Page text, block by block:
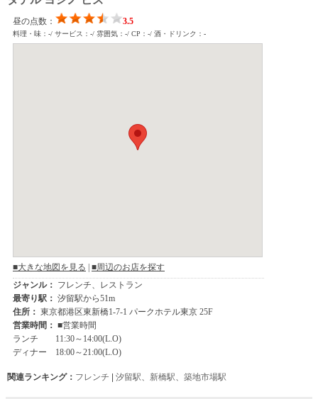
関連ランキング： フレンチ | 汐留駅 新橋駅 築地市場駅